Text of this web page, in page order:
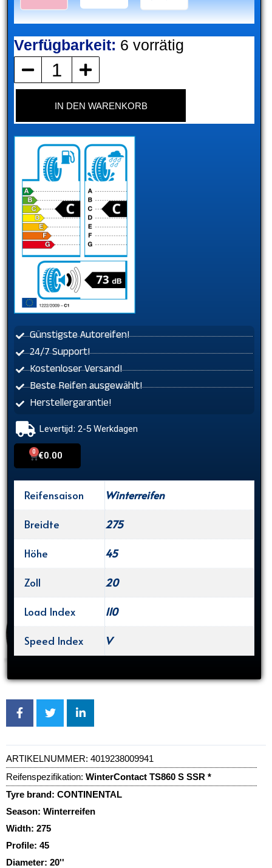
Verfügbarkeit: 6 vorrätig
CONTINENTAL
Menge
IN DEN WARENKORB
Günstigste Autoreifen!
24/7 Support!
Kostenloser Versand!
Beste Reifen ausgewählt!
Herstellergarantie!
Levertijd: 2-5 Werkdagen
€0.00
0
Cart
Reifensaison
Winterreifen
Breidte
275
Höhe
45
Zoll
20
Load Index
110
Speed Index
V
ARTIKELNUMMER: 4019238009941
Reifenspezifikation: WinterContact TS860 S SSR *
Tyre brand: CONTINENTAL
Season: Winterreifen
Width: 275
Profile: 45
Diameter: 20''